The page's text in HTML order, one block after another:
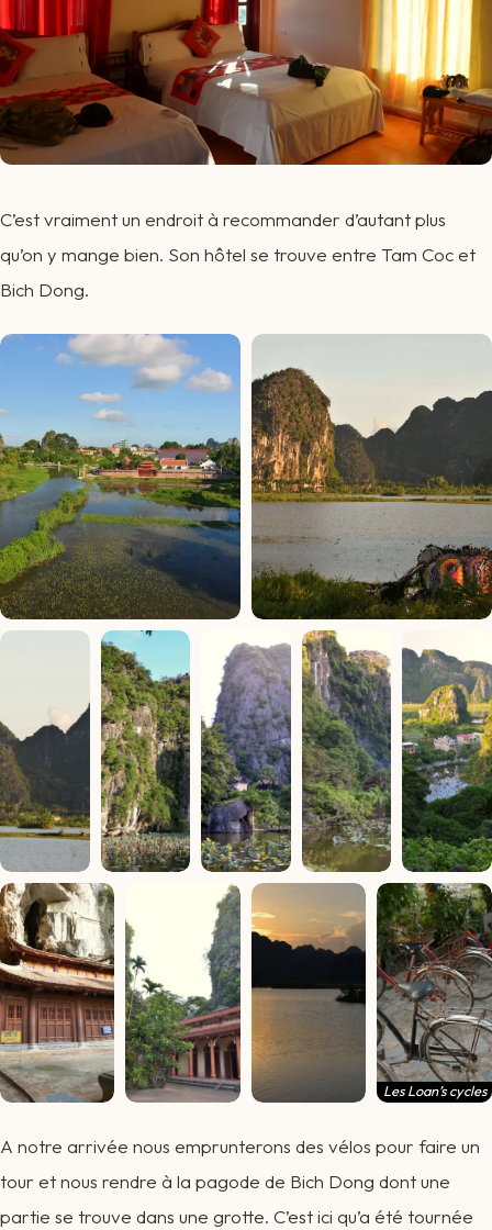
C’est vraiment un endroit à recommander d’autant plus
qu’on y mange bien. Son hôtel se trouve entre Tam Coc et
Bich Dong.
Les Loan’s cycles
… ok ça n’est pas
ils roulent
A notre arrivée nous emprunterons des vélos pour faire un
tour et nous rendre à la pagode de Bich Dong dont une
partie se trouve dans une grotte. C’est ici qu’a été tournée